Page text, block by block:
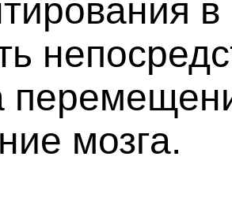
мозга.